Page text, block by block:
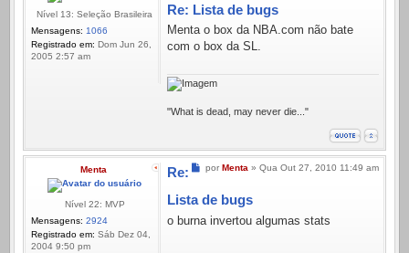
Nível 13: Seleção Brasileira
Mensagens: 1066
Registrado em: Dom Jun 26,
2005 2:57 am
Re: Lista de bugs
Menta o box da NBA.com não bate
com o box da SL.
"What is dead, may never die..."
Menta
Nível 22: MVP
Mensagens: 2924
Registrado em: Sáb Dez 04,
2004 9:50 pm
Mensagem
por Menta » Qua Out 27, 2010 11:49 am
Re:
Lista de bugs
o burna invertou algumas stats